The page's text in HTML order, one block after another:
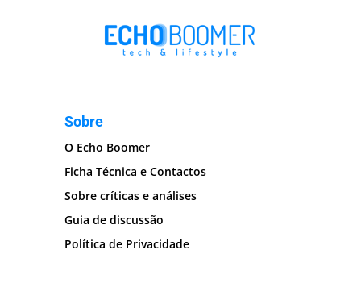
Sobre
O Echo Boomer
Ficha Técnica e Contactos
Sobre críticas e análises
Guia de discussão
Política de Privacidade